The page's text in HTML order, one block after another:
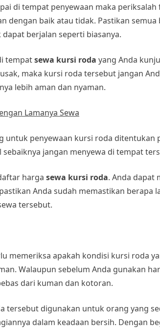
di tempat penyewaan maka
dengan baik atau tidak. Pastikan
berjalan seperti biasanya.
tempatsewa kursi roda yang Anda
maka kursi roda tersebut jangan
lebih aman dan nyaman.
Lamanya Sewa
untuk penyewaan kursi roda
sebaiknya jangan menyewa di tempat
harga sewa kursi roda. Anda dapat
Anda sudah memastikan
tersebut.
memeriksa apakah kondisi kursi roda
Walaupun sebelum Anda gunakan
dari kuman dan kotoran.
tersebut digunakan untuk orang yang
dalam keadaan bersih. Dengan